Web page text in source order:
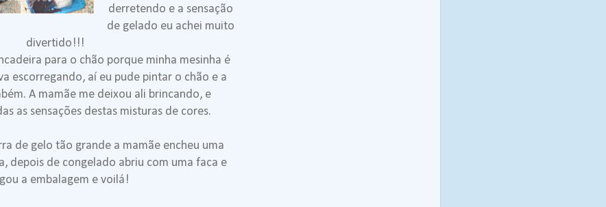
derretendo e a sensação
de gelado eu achei muito
divertido!!!
para o chão porque minha mesinha é
escorregando, aí eu pude pintar o chão e a
A mamãe me deixou ali brincando, e
as sensações destas misturas de cores.
de gelo tão grande a mamãe encheu uma
depois de congelado abriu com uma faca e
a embalagem e voilá!